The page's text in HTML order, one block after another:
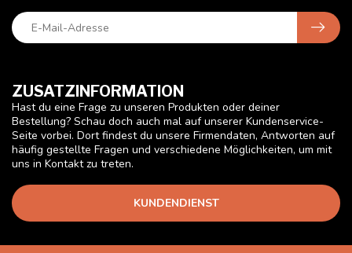
ZUSATZINFORMATION
Hast du eine Frage zu unseren Produkten oder deiner
Bestellung? Schau doch auch mal auf unserer Kundenservice-
Seite vorbei. Dort findest du unsere Firmendaten, Antworten auf
häufig gestellte Fragen und verschiedene Möglichkeiten, um mit
uns in Kontakt zu treten.
KUNDENDIENST